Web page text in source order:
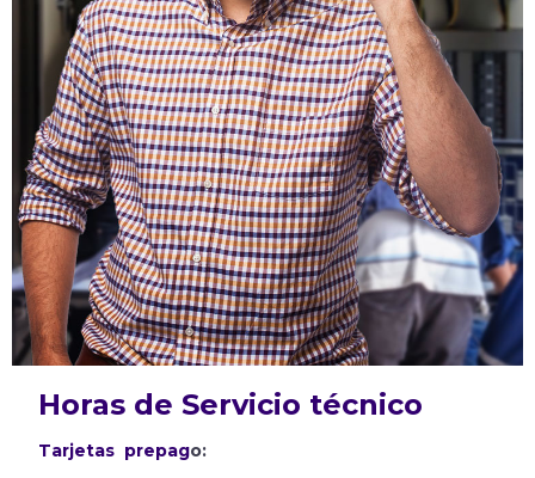
Horas de Servicio técnico
Tarjetas prepago: